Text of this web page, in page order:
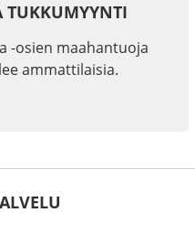
TUKKUMYYNTI
-osien maahantuoja
ammattilaisia.